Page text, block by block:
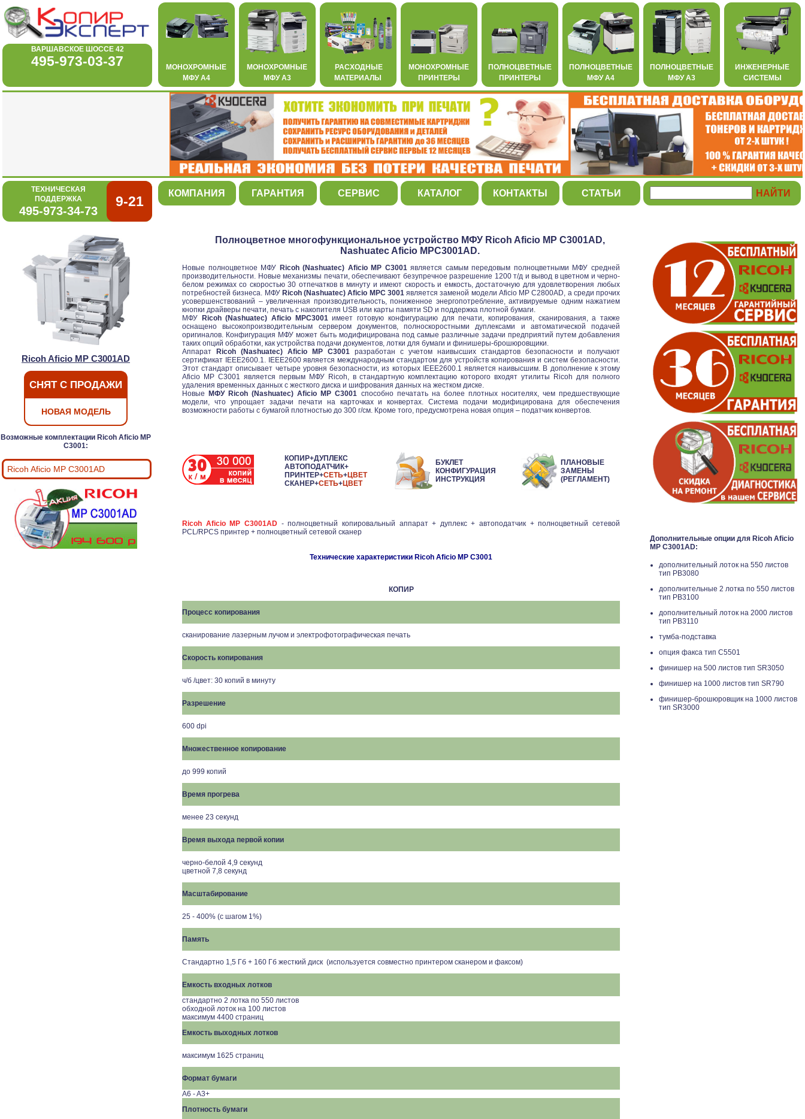
ВАРШАВСКОЕ ШОССЕ 42
495-973-03-37
МОНОХРОМНЫЕ
МФУ А4
МОНОХРОМНЫЕ
МФУ А3
РАСХОДНЫЕ
МАТЕРИАЛЫ
МОНОХРОМНЫЕ
ПРИНТЕРЫ
ПОЛНОЦВЕТНЫЕ
ПРИНТЕРЫ
ПОЛНОЦВЕТНЫЕ
МФУ А4
ПОЛНОЦВЕТНЫЕ
МФУ А3
ИНЖЕНЕРНЫЕ
СИСТЕМЫ
ТЕХНИЧЕСКАЯ
ПОДДЕРЖКА
495-973-34-73
9-21
КОМПАНИЯ ГАРАНТИЯ СЕРВИС КАТАЛОГ КОНТАКТЫ СТАТЬИ
Ricoh Aficio MP C3001AD
СНЯТ С ПРОДАЖИ
НОВАЯ МОДЕЛЬ
Возможные комплектации Ricoh Aficio MP
C3001:
Ricoh Aficio MP C3001AD
Полноцветное многофункциональное устройство МФУ Ricoh Aficio MP C3001AD,
Nashuatec Aficio MPC3001AD.
Новые полноцветное МФУ Ricoh (Nashuatec) Aficio MP C3001является самым передовым полноцветными МФУ средней
производительности. Новые механизмы печати, обеспечивают безупречное разрешение 1200 т/д и вывод в цветном и черно-
белом режимах со скоростью 30 отпечатков в минуту и имеют скорость и емкость, достаточную для удовлетворения любых
потребностей бизнеса. МФУ Ricoh (Nashuatec) Aficio MPC 3001является заменой модели Aficio MP C2800AD, а среди прочих
усовершенствований – увеличенная производительность, пониженное энергопотребление, активируемые одним нажатием
кнопки драйверы печати, печать с накопителя USB или карты памяти SD и поддержка плотной бумаги.
МФУ
Ricoh (Nashuatec) Aficio MPC3001имеет готовую конфигурацию для печати, копирования, сканирования, а также
оснащено высокопроизводительным сервером документов, полноскоростными дуплексами и автоматической подачей
оригиналов. Конфигурация МФУ может быть модифицирована под самые различные задачи предприятий путем добавления
таких опций обработки, как устройства подачи документов, лотки для бумаги и финишеры-брошюровщики.
Аппарат
Ricoh (Nashuatec) Aficio MP C3001 разработан с учетом наивысших стандартов безопасности и получают
сертификат IEEE2600.1. IEEE2600 является международным стандартом для устройств копирования и систем безопасности.
Этот стандарт описывает четыре уровня безопасности, из которых IEEE2600.1 является наивысшим. В дополнение к этому
Aficio MP C3001 является первым МФУ Ricoh, в стандартную комплектацию которого входят утилиты Ricoh для полного
удаления временных данных с жесткого диска и шифрования данных на жестком диске.
Новые
МФУ Ricoh (Nashuatec) Aficio MP C3001 способно печатать на более плотных носителях, чем предшествующие
модели, что упрощает задачи печати на карточках и конвертах. Система подачи модифицирована для обеспечения
возможности работы с бумагой плотностью до 300 г/см. Кроме того, предусмотрена новая опция – податчик конвертов.
КОПИР+ДУПЛЕКС
АВТОПОДАТЧИК+
ПРИНТЕР+СЕТЬ+ЦВЕТ
СКАНЕР+СЕТЬ+ЦВЕТ
БУКЛЕТ
КОНФИГУРАЦИЯ
ИНСТРУКЦИЯ
ПЛАНОВЫЕ
ЗАМЕНЫ
(РЕГЛАМЕНТ)
Ricoh Aficio MP C3001AD- полноцветный копировальный аппарат + дуплекс + автоподатчик + полноцветный сетевой
PCL/RPCS принтер + полноцветный сетевой сканер
Технические характеристики Ricoh Aficio MP C3001
КОПИР
Процесс копирования
сканирование лазерным лучом и электрофотографическая печать
Скорость копирования
ч/б /цвет: 30 копий в минуту
Разрешение
600 dpi
Множественное копирование
до 999 копий
Время прогрева
менее 23 секунд
Время выхода первой копии
черно-белой 4,9 секунд
цветной 7,8 секунд
Масштабирование
25 - 400% (с шагом 1%)
Память
Стандартно 1,5 Гб + 160 Гб жесткий диск (используется совместно принтером сканером и факсом)
Емкость входных лотков
стандартно 2 лотка по 550 листов
обходной лоток на 100 листов
максимум 4400 страниц
Емкость выходных лотков
максимум 1625 страниц
Формат бумаги
A6 - A3+
Плотность бумаги
Дополнительные опции для Ricoh Aficio
MP C3001AD:
дополнительный лоток на 550 листов
тип PB3080
дополнительные 2 лотка по 550 листов
тип PB3100
дополнительный лоток на 2000 листов
тип PB3110
тумба-подставка
опция факса тип C5501
финишер на 500 листов тип SR3050
финишер на 1000 листов тип SR790
финишер-брошюровщик на 1000 листов
тип SR3000